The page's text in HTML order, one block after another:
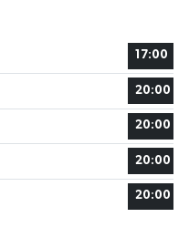
17:00
20:00
20:00
20:00
20:00